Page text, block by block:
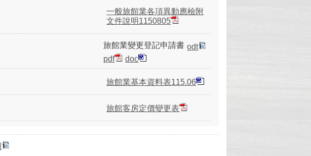
一般旅館業各項異動應檢附
文件說明1150805
旅館業變更登記申請書 odt
pdf
doc
旅館業基本資料表115.06
旅館客房定價變更表